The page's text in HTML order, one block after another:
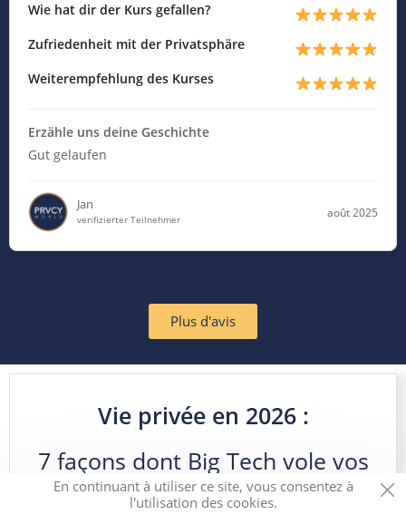
Wie hat dir der Kurs gefallen?
Zufriedenheit mit der Privatsphäre
Weiterempfehlung des Kurses
Erzähle uns deine Geschichte
Gut gelaufen
Jan
verifizierter Teilnehmer
août 2025
Plus d'avis
Vie privée en 2026 :
7 façons dont Big Tech vole vos
données en ce moment, et
comment vous pouvez l’arrêter en
En continuant à utiliser ce site, vous consentez à
l'utilisation des cookies.